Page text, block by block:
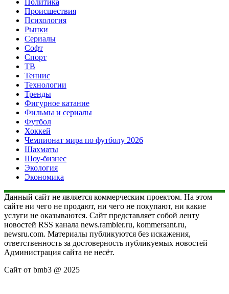
Происшествия
Психология
Рынки
Сериалы
Софт
Спорт
ТВ
Теннис
Технологии
Тренды
Фигурное катание
Фильмы и сериалы
Футбол
Хоккей
Чемпионат мира по футболу 2026
Шахматы
Шоу-бизнес
Экология
Экономика
Данный сайт не является коммерческим проектом. На этом
сайте ни чего не продают, ни чего не покупают, ни какие
услуги не оказываются. Сайт представляет собой ленту
новостей RSS канала news.rambler.ru, kommersant.ru,
newsru.com. Материалы публикуются без искажения,
ответственность за достоверность публикуемых новостей
Администрация сайта не несёт.
Сайт от bmb3 @ 2025